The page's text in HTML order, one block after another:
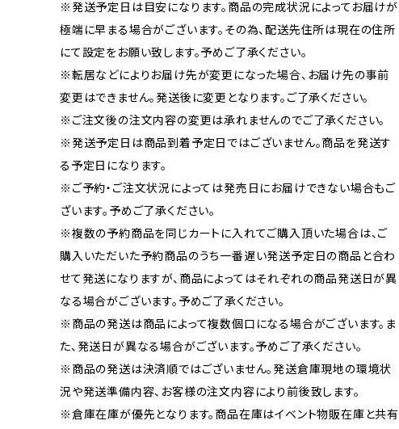
※発送予定日は目安になります。商品の完成状況によってお届けが
極端に早まる場合がございます。その為、配送先住所は現在の住所
にて設定をお願い致します。予めご了承ください。
※転居などによりお届け先が変更になった場合、お届け先の事前
変更はできません。発送後に変更となります。ご了承ください。
※ご注文後の注文内容の変更は承れませんのでご了承ください。
※発送予定日は商品到着予定日ではございません。商品を発送す
る予定日になります。
※ご予約・ご注文状況によっては発売日にお届けできない場合もご
ざいます。予めご了承ください。
※複数の予約商品を同じカートに入れてご購入頂いた場合は、ご
購入いただいた予約商品のうち一番遅い発送予定日の商品と合わ
せて発送になりますが、商品によってはそれぞれの商品発送日が異
なる場合がございます。予めご了承ください。
※商品の発送は商品によって複数個口になる場合がございます。ま
た、発送日が異なる場合がございます。予めご了承ください。
※商品の発送は決済順ではございません。発送倉庫現地の環境状
況や発送準備内容、お客様の注文内容により前後致します。
※倉庫在庫が優先となります。商品在庫はイベント物販在庫と共有